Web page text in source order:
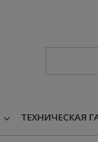
ТЕХНИЧЕСКАЯ